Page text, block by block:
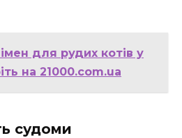
для рудих котів у
на 21000.com.ua
судоми